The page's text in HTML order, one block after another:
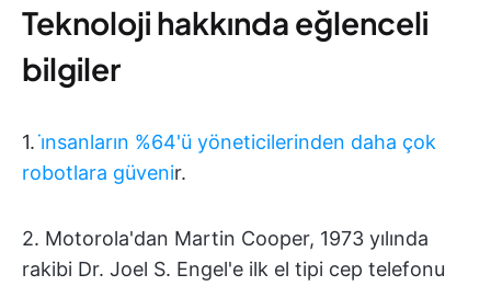
Teknoloji hakkında eğlenceli
bilgiler
1.i̇nsanların %64'ü yöneticilerinden daha çok
robotlara güvenir.
2. Motorola'dan Martin Cooper, 1973 yılında
rakibi Dr. Joel S. Engel'e ilk el tipi cep telefonu